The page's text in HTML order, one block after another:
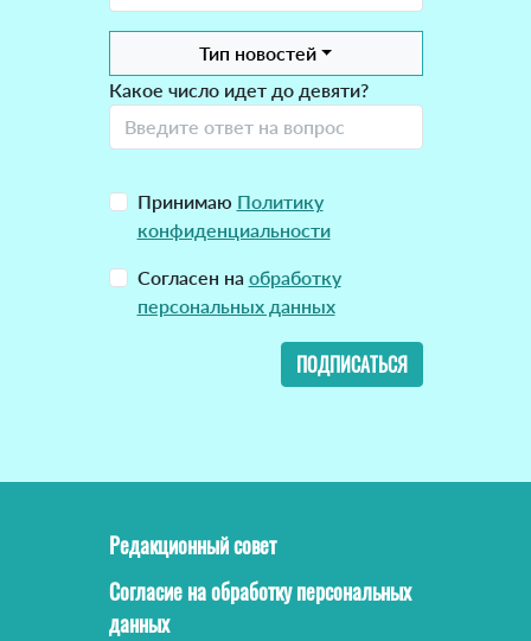
Тип новостей
Какое число идет до девяти?
Принимаю Политику
конфиденциальности
Согласен на обработку
персональных данных
ПОДПИСАТЬСЯ
Редакционный совет
Согласие на обработку персональных
данных